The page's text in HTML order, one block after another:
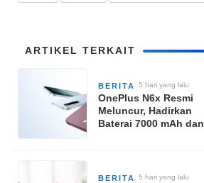
ARTIKEL TERKAIT
BERITA 5 hari yang lalu
OnePlus N6x Resmi
Meluncur, Hadirkan
Baterai 7000 mAh dan
BERITA 5 hari yang lalu